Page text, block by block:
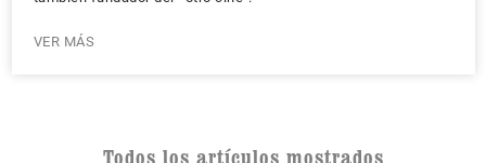
VER MÁS
Todos los artículos mostrados